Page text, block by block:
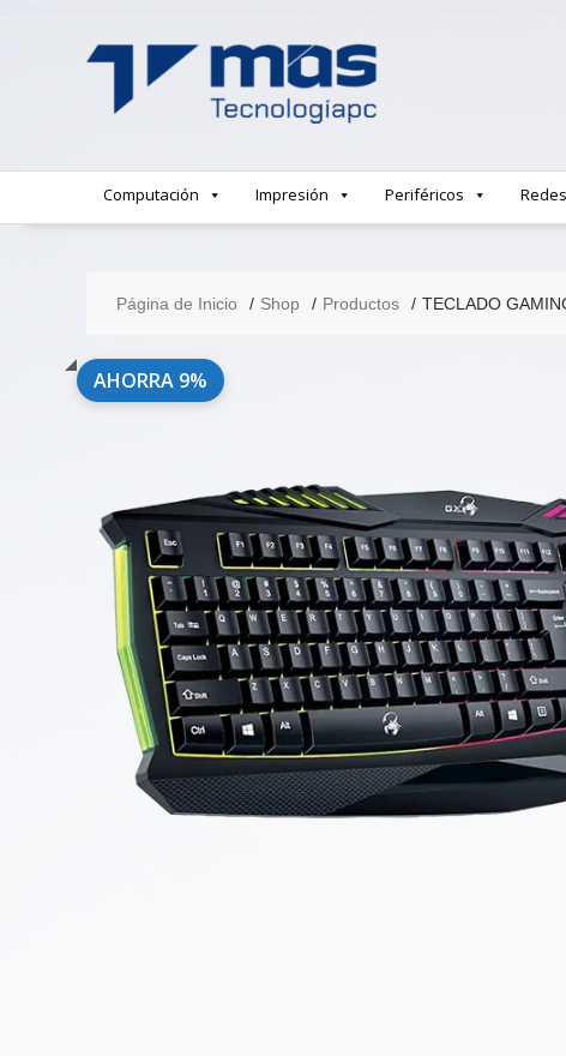
Computación Impresión Periféricos
Página de Inicio Shop Productos TECLADO
AHORRA 9%